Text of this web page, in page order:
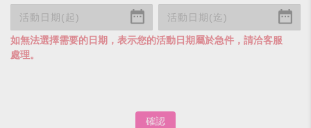
如無法選擇需要的日期，表示您的活動日期屬於急件，請洽客服
處理。
確認